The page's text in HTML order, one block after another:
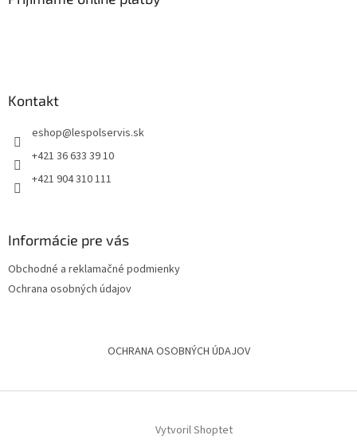
Kontakt
eshop@lespolservis.sk
+421 36 633 39 10
+421 904 310 111
Informácie pre vás
Obchodné a reklamačné podmienky
Ochrana osobných údajov
OCHRANA OSOBNÝCH ÚDAJOV
Vytvoril Shoptet